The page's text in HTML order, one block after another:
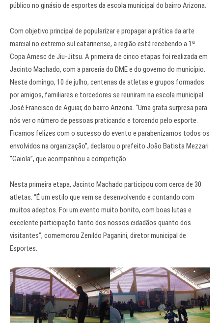
público no ginásio de esportes da escola municipal do bairro Arizona.
Com objetivo principal de popularizar e propagar a prática da arte
marcial no extremo sul catarinense, a região está recebendo a 1ª
Copa Amesc de Jiu-Jitsu. A primeira de cinco etapas foi realizada em
Jacinto Machado, com a parceria do DME e do governo do município.
Neste domingo, 10 de julho, centenas de atletas e grupos formados
por amigos, familiares e torcedores se reuniram na escola municipal
José Francisco de Aguiar, do bairro Arizona. “Uma grata surpresa para
nós ver o número de pessoas praticando e torcendo pelo esporte.
Ficamos felizes com o sucesso do evento e parabenizamos todos os
envolvidos na organização”, declarou o prefeito João Batista Mezzari
“Gaiola”, que acompanhou a competição.
Nesta primeira etapa, Jacinto Machado participou com cerca de 30
atletas. “É um estilo que vem se desenvolvendo e contando com
muitos adeptos. Foi um evento muito bonito, com boas lutas e
excelente participação tanto dos nossos cidadãos quanto dos
visitantes”, comemorou Zenildo Paganini, diretor municipal de
Esportes.